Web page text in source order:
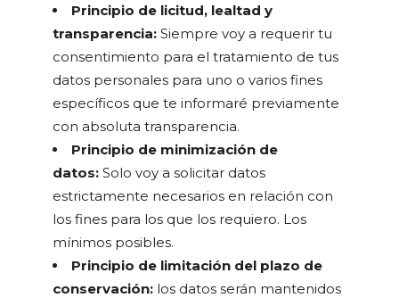
Principio de licitud, lealtad y
transparencia: Siempre voy a requerir tu
consentimiento para el tratamiento de tus
datos personales para uno o varios fines
específicos que te informaré previamente
con absoluta transparencia.
Principio de minimización de
datos: Solo voy a solicitar datos
estrictamente necesarios en relación con
los fines para los que los requiero. Los
mínimos posibles.
Principio de limitación del plazo de
conservación: los datos serán mantenidos